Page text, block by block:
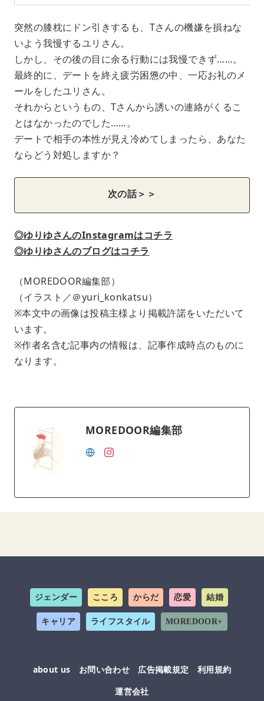
突然の膝枕にドン引きするも、Tさんの機嫌を損ねな
いよう我慢するユリさん。
しかし、その後の目に余る行動には我慢できず……。
最終的に、デートを終え疲労困憊の中、一応お礼のメ
ールをしたユリさん。
それからというもの、Tさんから誘いの連絡がくるこ
とはなかったのでした……。
デートで相手の本性が見え冷めてしまったら、あなた
ならどう対処しますか？
次の話＞＞
◎ゆりゆさんのInstagramはコチラ
◎ゆりゆさんのブログはコチラ
（MOREDOOR編集部）
（イラスト／＠yuri_konkatsu）
※本文中の画像は投稿主様より掲載許諾をいただいて
います。
※作者名含む記事内の情報は、記事作成時点のものに
なります。
MOREDOOR編集部
ジェンダー こころ からだ 恋愛 結婚
キャリア ライフスタイル MOREDOOR+
about us お問い合わせ 広告掲載規定
利用規約
運営会社